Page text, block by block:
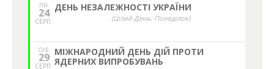
ПН.
24
СЕРП.
ДЕНЬ НЕЗАЛЕЖНОСТІ УКРАЇНИ
(Цілий День: Понеділок)
СУБ.
29
СЕРП.
МІЖНАРОДНИЙ ДЕНЬ ДІЙ ПРОТИ
ЯДЕРНИХ ВИПРОБУВАНЬ